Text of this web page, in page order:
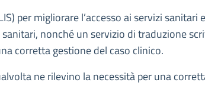
per migliorare l’accesso ai servizi sanitari
nonché un servizio di traduzione
corretta gestione del caso clinico.
ne rilevino la necessità per una